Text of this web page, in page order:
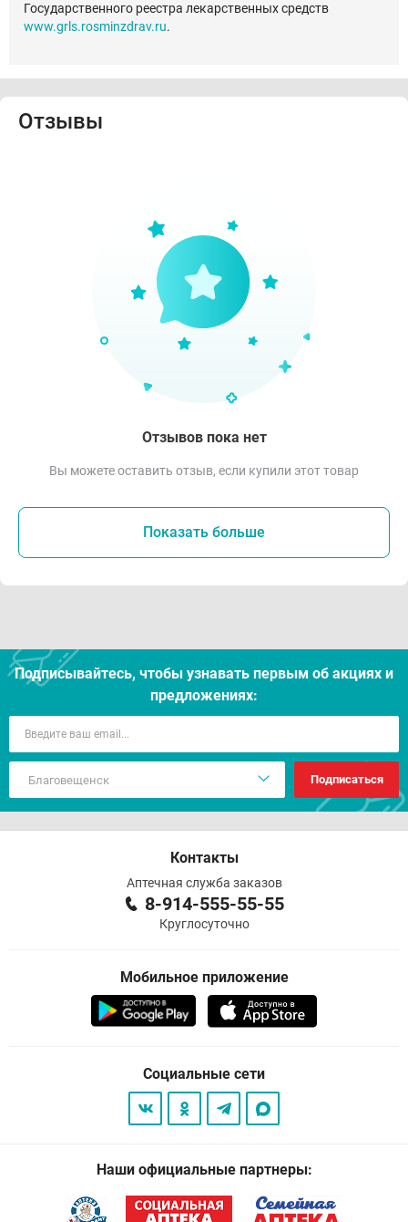
Государственного реестра лекарственных средств
www.grls.rosminzdrav.ru.
Отзывы
Отзывов пока нет
Вы можете оставить отзыв, если купили этот товар
Показать больше
Подписывайтесь, чтобы узнавать первым об акцияx и
предложениях:
Подписаться
Контакты
Аптечная служба заказов
8-914-555-55-55
Круглосуточно
Мобильное приложение
Социальные сети
Наши официальные партнеры: